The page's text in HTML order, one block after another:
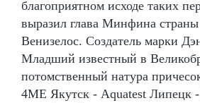
благоприятном исходе таких
выразил глава Минфина страны
Венизелос. Создатель марки
Младший известный в
потомственный натура
4ME Якутск - Aquatest Липецк